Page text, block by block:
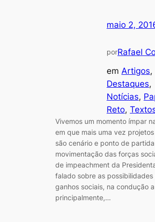
maio 2,
porRafael
em Artigos
Destaques
Notícias,
Reto,
Vivemos um momento ímpar
em que mais uma vez
são cenário e ponto de
movimentação das forças
de impeachment da
falado sobre as
ganhos sociais, na condução
principalmente,…